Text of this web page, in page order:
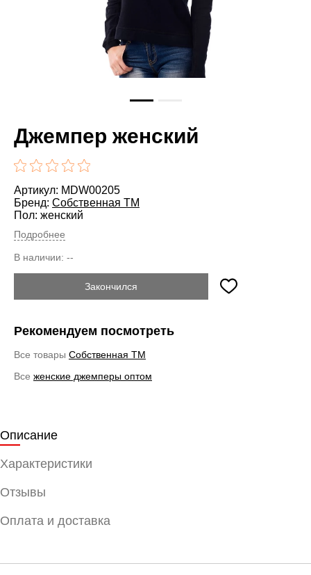
Джемпер женский
Артикул: MDW00205
Бренд: Cобственная ТМ
Пол: женский
Подробнее
В наличии: --
Закончился
Рекомендуем посмотреть
Все товары Cобственная ТМ
Все женские джемперы оптом
Описание
Характеристики
Отзывы
Оплата и доставка